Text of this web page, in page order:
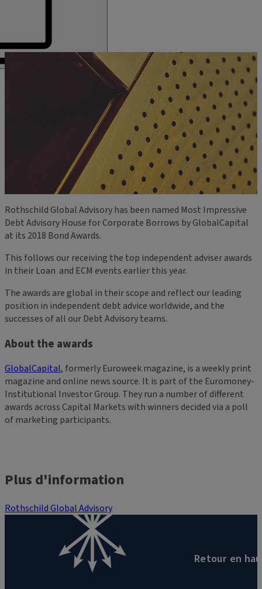
Rothschild Global Advisory has been named Most Impressive
Debt Advisory House for Corporate Borrows by GlobalCapital
at its 2018 Bond Awards.
This follows our receiving the top independent adviser awards
in their Loan and ECM events earlier this year.
The awards are global in their scope and reflect our leading
position in independent debt advice worldwide, and the
successes of all our Debt Advisory teams.
About the awards
GlobalCapital, formerly Euroweek magazine, is a weekly print
magazine and online news source. It is part of the Euromoney-
Institutional Investor Group. They run a number of different
awards across Capital Markets with winners decided via a poll
of marketing participants.
Plus d'information
Rothschild Global Advisory
Retour en